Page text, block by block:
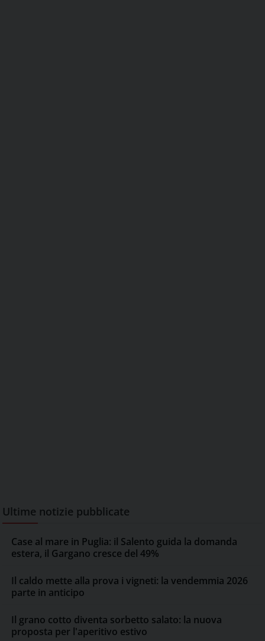
Ultime notizie pubblicate
Case al mare in Puglia: il Salento guida la domanda
estera, il Gargano cresce del 49%
Il caldo mette alla prova i vigneti: la vendemmia 2026
parte in anticipo
Il grano cotto diventa sorbetto salato: la nuova
proposta per l'aperitivo estivo